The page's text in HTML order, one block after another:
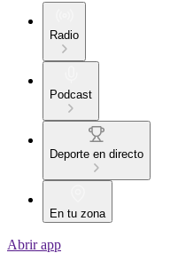
Radio
Podcast
Deporte en directo
En tu zona
Abrir app